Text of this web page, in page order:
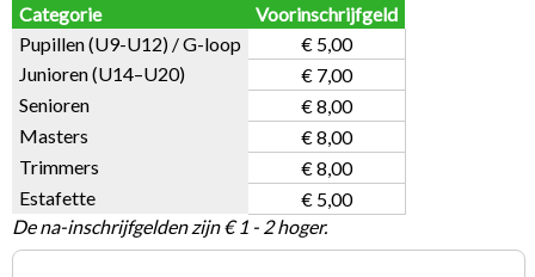
Categorie
Voorinschrijfgeld
Pupillen (U9-U12) / G-loop
€ 5,00
Junioren (U14–U20)
€ 7,00
Senioren
€ 8,00
Masters
€ 8,00
Trimmers
€ 8,00
Estafette
€ 5,00
De na-inschrijfgelden zijn € 1 - 2 hoger.